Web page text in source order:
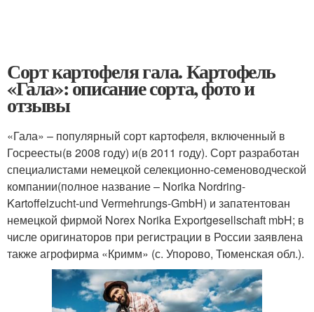
Сорт картофеля гала. Картофель
«Гала»: описание сорта, фото и
отзывы
«Гала» – популярный сорт картофеля, включенный в
Госреесты(в 2008 году) и(в 2011 году). Сорт разработан
специалистами немецкой селекционно-семеноводческой
компании(полное название – Norika Nordring-
Kartoffelzucht-und Vermehrungs-GmbH) и запатентован
немецкой фирмой Norex Norika Exportgesellschaft mbH; в
числе оригинаторов при регистрации в России заявлена
также агрофирма «Кримм» (с. Упорово, Тюменская обл.).